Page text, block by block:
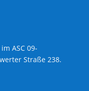
ASC 09-
Straße 238.